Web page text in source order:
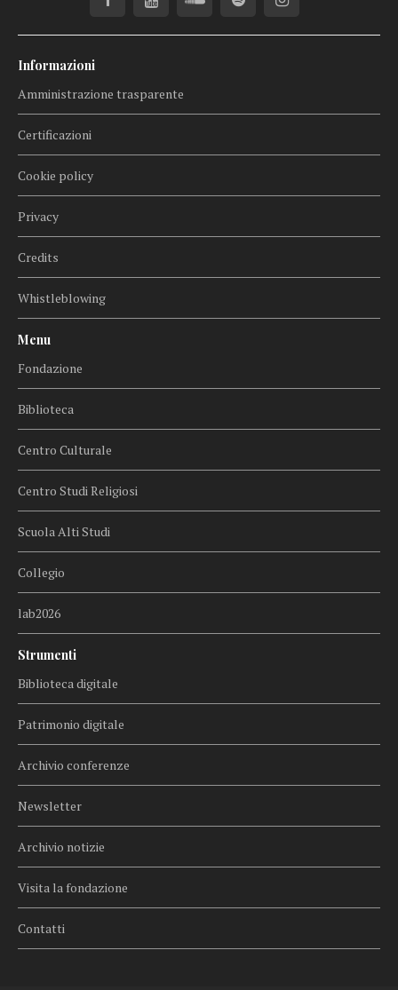
Informazioni
Amministrazione trasparente
Certificazioni
Cookie policy
Privacy
Credits
Whistleblowing
Menu
Fondazione
Biblioteca
Centro Culturale
Centro Studi Religiosi
Scuola Alti Studi
Collegio
lab2026
Strumenti
Biblioteca digitale
Patrimonio digitale
Archivio conferenze
Newsletter
Archivio notizie
Visita la fondazione
Contatti